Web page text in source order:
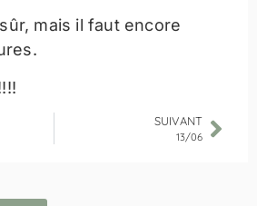
mais il faut encore
SUIVANT
13/06